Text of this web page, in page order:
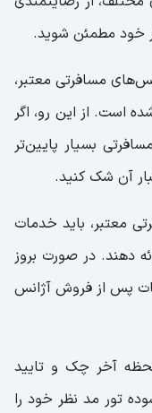
خود مطمئن شوید.
مسافرتی معتبر،
است. از این رو، اگر
بسیار پایین‌تر
آن شک کنید.
معتبر، باید خدمات
دهند. در صورت بروز
پس از فروش آژانس
آخر چک و تایید
تور مد نظر خود را